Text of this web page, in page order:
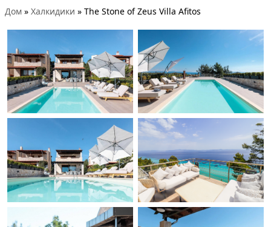
Дом » Халкидики » The Stone of Zeus Villa Afitos